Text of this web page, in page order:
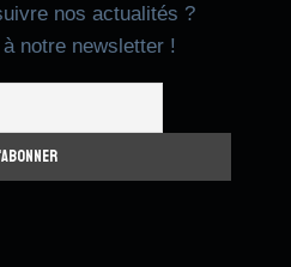
nos actualités ?
notre newsletter !